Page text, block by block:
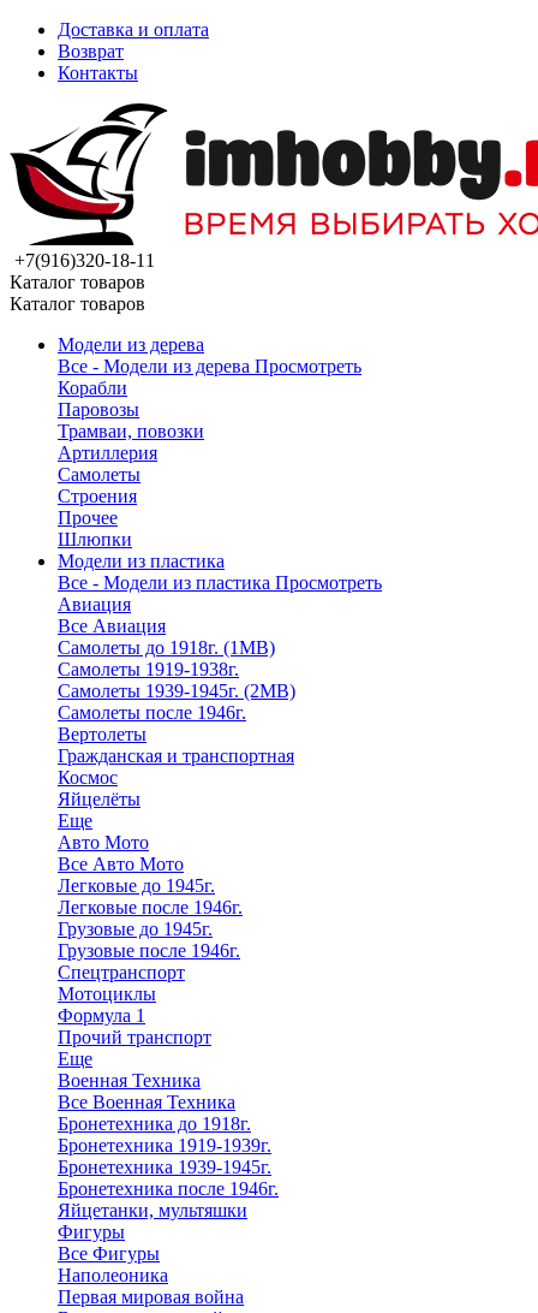
Доставка и оплата
Возврат
Контакты
+7(916)320-18-11
Каталог товаров
Каталог товаров
Модели из дерева
Все - Модели из дерева Просмотреть
Корабли
Паровозы
Трамваи, повозки
Артиллерия
Самолеты
Строения
Прочее
Шлюпки
Модели из пластика
Все - Модели из пластика Просмотреть
Авиация
Все Авиация
Самолеты до 1918г. (1МВ)
Самолеты 1919-1938г.
Самолеты 1939-1945г. (2МВ)
Самолеты после 1946г.
Вертолеты
Гражданская и транспортная
Космос
Яйцелёты
Еще
Авто Мото
Все Авто Мото
Легковые до 1945г.
Легковые после 1946г.
Грузовые до 1945г.
Грузовые после 1946г.
Спецтранспорт
Мотоциклы
Формула 1
Прочий транспорт
Еще
Военная Техника
Все Военная Техника
Бронетехника до 1918г.
Бронетехника 1919-1939г.
Бронетехника 1939-1945г.
Бронетехника после 1946г.
Яйцетанки, мультяшки
Фигуры
Все Фигуры
Наполеоника
Первая мировая война